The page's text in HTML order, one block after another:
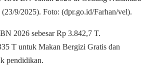
(23/9/2025). Foto: (dpr.go.id/Farhan/vel).
2026 sebesar Rp 3.842,7 T.
T untuk Makan Bergizi Gratis dan
pendidikan.